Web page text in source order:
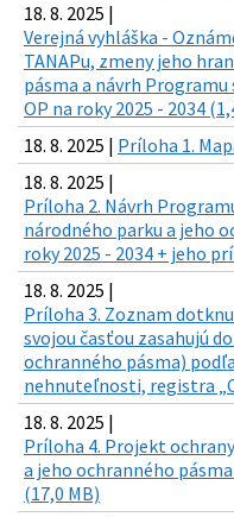
18. 8. 2025 |
Verejná vyhláška -
TANAPu, zmeny jeho
pásma a návrh
OP na roky 2025 - 2034
18. 8. 2025 | Príloha 1.
18. 8. 2025 |
Príloha 2. Návrh
národného parku a jeho
roky 2025 - 2034 + jeho
18. 8. 2025 |
Príloha 3. Zoznam
svojou časťou zasahujú
ochranného pásma)
nehnuteľnosti, registra
18. 8. 2025 |
Príloha 4. Projekt
a jeho ochranného
(17,0 MB)